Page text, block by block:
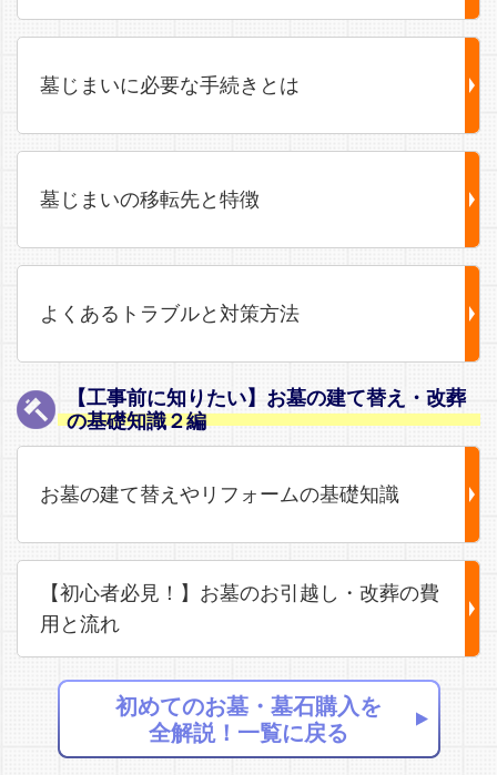
墓じまいに必要な手続きとは
墓じまいの移転先と特徴
よくあるトラブルと対策方法
【工事前に知りたい】お墓の建て替え・改葬
の基礎知識２編
お墓の建て替えやリフォームの基礎知識
【初心者必見！】お墓のお引越し・改葬の費
用と流れ
初めてのお墓・墓石購入を
全解説！一覧に戻る